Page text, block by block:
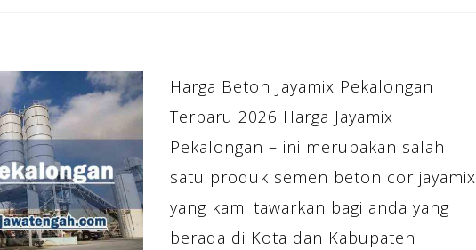
Harga Beton Jayamix Pekalongan
Terbaru 2026 Harga Jayamix
Pekalongan – ini merupakan salah
satu produk semen beton cor jayamix
yang kami tawarkan bagi anda yang
berada di Kota dan Kabupaten